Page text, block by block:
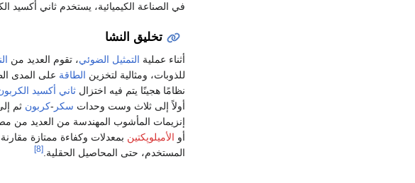
في الصناعة الكيميائية، يستخدم ثاني أكسيد
تخليق النشا
أثناء عملية التمثيل الضوئي، تقوم العديد من
للذوبات، ومثالية لتخزين الطاقة على المدى
نظامًا هجينًا يتم فيه اختزال ثاني أكسيد
أولاً إلى ثلاث وست وحدات سكر -كربون ثم
إنزيمات المأشوب المهندسة من العديد من
أو الأميلوپكتين بمعدلات وكفاءة ممتازة
المستخدم، حتى المحاصيل الحقلية. [8]